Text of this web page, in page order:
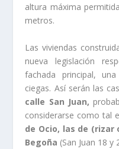
altura máxima
metros.
Las viviendas
nueva legislación
fachada principal,
ciegas. Así­ serán las
calle San Juan,
considerarse como tal
de Ocio, las de (rizar
Begoña (San Juan 18